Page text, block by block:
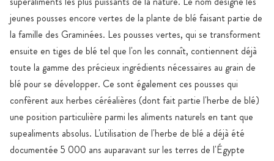
jeunes pousses encore vertes de la plante de blé faisant partie de
la famille des Graminées. Les pousses vertes, qui se transforment
ensuite en tiges de blé tel que l'on les connaît, contiennent déjà
toute la gamme des précieux ingrédients nécessaires au grain de
blé pour se développer. Ce sont également ces pousses qui
confèrent aux herbes céréalières (dont fait partie l'herbe de blé)
une position particulière parmi les aliments naturels en tant que
supealiments absolus. L'utilisation de l'herbe de blé a déjà été
documentée 5 000 ans auparavant sur les terres de l'Égypte